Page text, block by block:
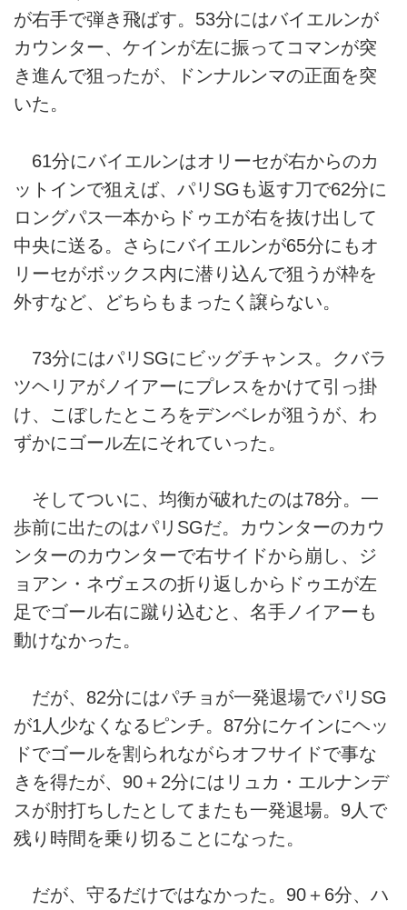
が右手で弾き飛ばす。53分にはバイエルンが
カウンター、ケインが左に振ってコマンが突
き進んで狙ったが、ドンナルンマの正面を突
いた。
61分にバイエルンはオリーセが右からのカ
ットインで狙えば、パリSGも返す刀で62分に
ロングパス一本からドゥエが右を抜け出して
中央に送る。さらにバイエルンが65分にもオ
リーセがボックス内に潜り込んで狙うが枠を
外すなど、どちらもまったく譲らない。
73分にはパリSGにビッグチャンス。クバラ
ツヘリアがノイアーにプレスをかけて引っ掛
け、こぼしたところをデンベレが狙うが、わ
ずかにゴール左にそれていった。
そしてついに、均衡が破れたのは78分。一
歩前に出たのはパリSGだ。カウンターのカウ
ンターのカウンターで右サイドから崩し、ジ
ョアン・ネヴェスの折り返しからドゥエが左
足でゴール右に蹴り込むと、名手ノイアーも
動けなかった。
だが、82分にはパチョが一発退場でパリSG
が1人少なくなるピンチ。87分にケインにヘッ
ドでゴールを割られながらオフサイドで事な
きを得たが、90＋2分にはリュカ・エルナンデ
スが肘打ちしたとしてまたも一発退場。9人で
残り時間を乗り切ることになった。
だが、守るだけではなかった。90＋6分、ハ